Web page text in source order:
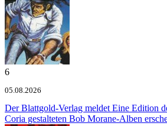
6
05.08.2026
Der Blattgold-Verlag meldet Eine Edition
Coria gestalteten Bob Morane-Alben